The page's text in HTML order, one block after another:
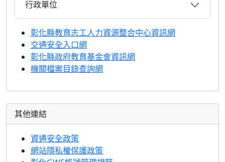
行政單位
彰化縣教育志工人力資源整合中心資訊網
交通安全入口網
彰化縣政府教育基金會資訊網
機關檔案目錄查詢網
其他連結
資通安全政策
網站隱私權保護政策